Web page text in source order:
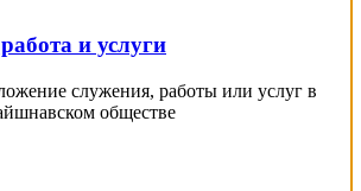
и услуги
служения, работы или услуг в
обществе